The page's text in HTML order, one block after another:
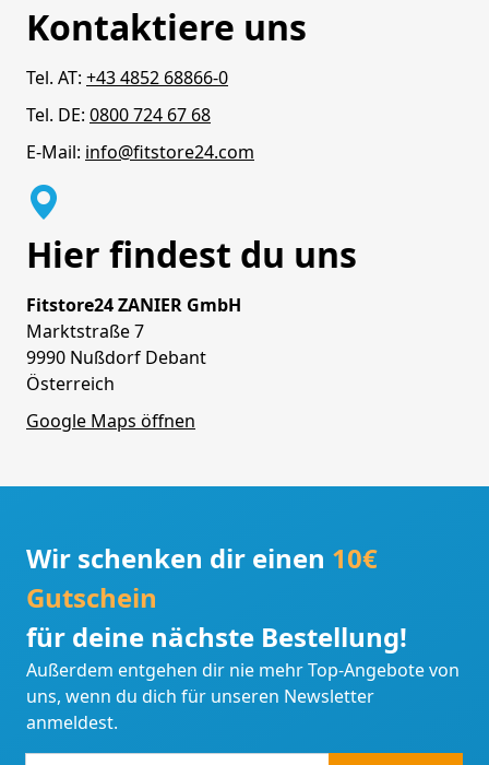
Kontaktiere uns
Tel. AT: +43 4852 68866-0
Tel. DE: 0800 724 67 68
E-Mail: info@fitstore24.com
Hier findest du uns
Fitstore24 ZANIER GmbH
Marktstraße 7
9990 Nußdorf Debant
Österreich
Google Maps öffnen
Wir schenken dir einen 10€
Gutschein
für deine nächste Bestellung!
Außerdem entgehen dir nie mehr Top-Angebote von
uns, wenn du dich für unseren Newsletter
anmeldest.